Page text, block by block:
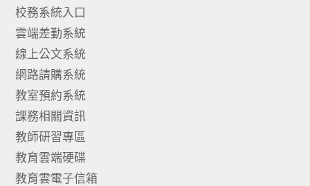
校務系統入口
雲端差勤系統
線上公文系統
網路請購系統
教室預約系統
課務相關資訊
教師研習專區
教育雲端硬碟
教育雲電子信箱